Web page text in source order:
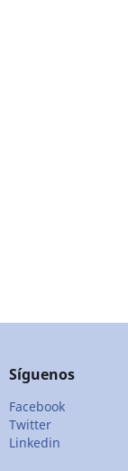
Síguenos
Facebook
Twitter
Linkedin